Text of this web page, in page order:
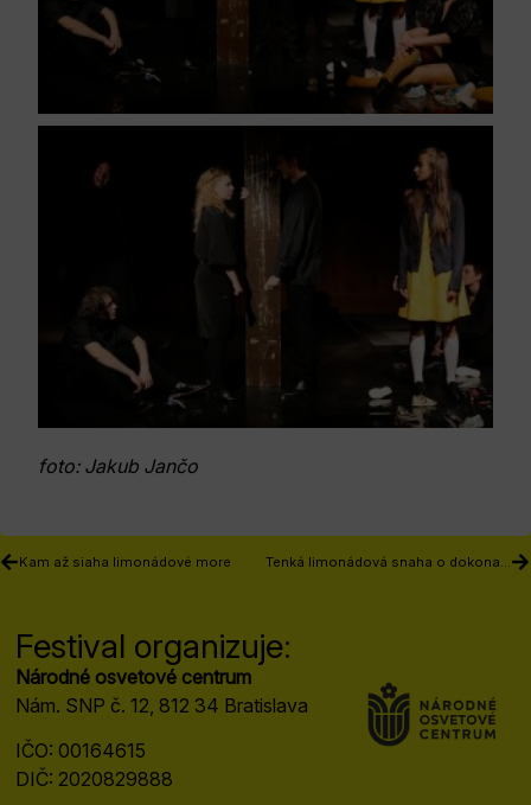
foto: Jakub Jančo
Kam až siaha limonádové more
Festival organizuje:
Národné osvetové centrum
Nám. SNP č. 12, 812 34 Bratislava
IČO: 00164615
DIČ: 2020829888